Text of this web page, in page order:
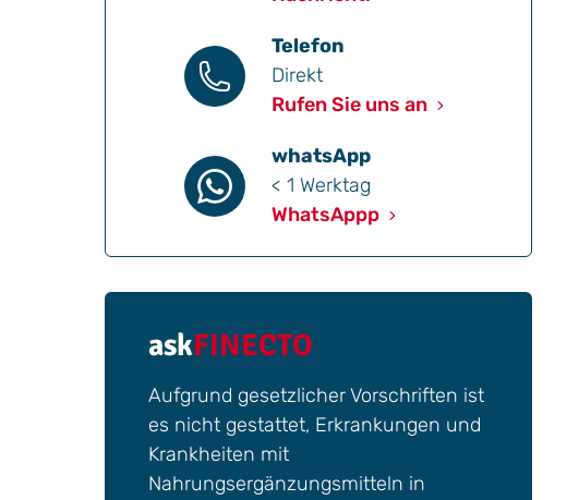
Telefon
Direkt
Rufen Sie uns an
whatsApp
< 1 Werktag
WhatsAppp
askFINECTO
Aufgrund gesetzlicher Vorschriften ist
es nicht gestattet, Erkrankungen und
Krankheiten mit
Nahrungsergänzungsmitteln in